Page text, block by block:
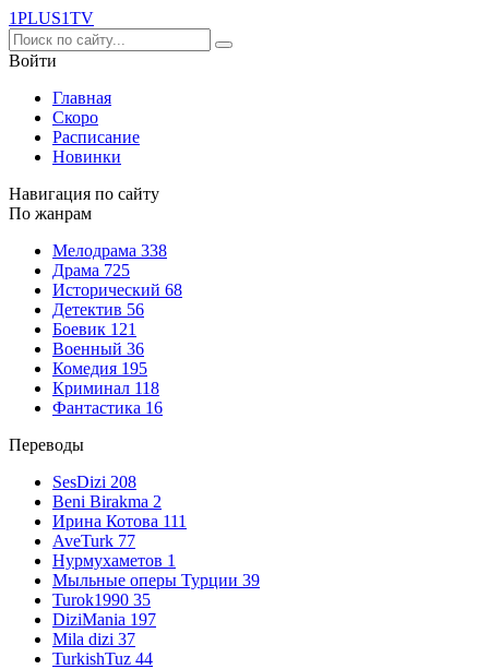
1PLUS1TV
Войти
Главная
Скоро
Расписание
Новинки
Навигация по сайту
По жанрам
Мелодрама 338
Драма 725
Исторический 68
Детектив 56
Боевик 121
Военный 36
Комедия 195
Криминал 118
Фантастика 16
Переводы
SesDizi 208
Beni Birakma 2
Ирина Котова 111
AveTurk 77
Нурмухаметов 1
Мыльные оперы Турции 39
Turok1990 35
DiziMania 197
Mila dizi 37
TurkishTuz 44